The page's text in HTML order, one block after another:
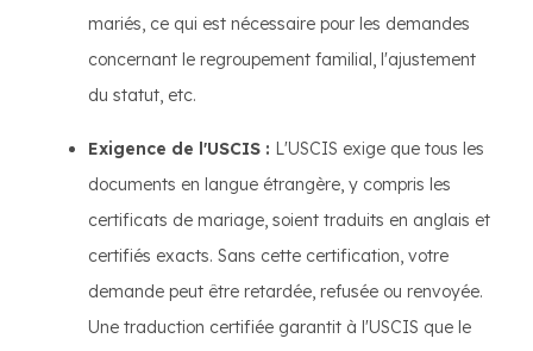
mariés, ce qui est nécessaire pour les demandes
concernant le regroupement familial, l'ajustement
du statut, etc.
Exigence de l'USCIS : L'USCIS exige que tous les
documents en langue étrangère, y compris les
certificats de mariage, soient traduits en anglais et
certifiés exacts. Sans cette certification, votre
demande peut être retardée, refusée ou renvoyée.
Une traduction certifiée garantit à l'USCIS que le